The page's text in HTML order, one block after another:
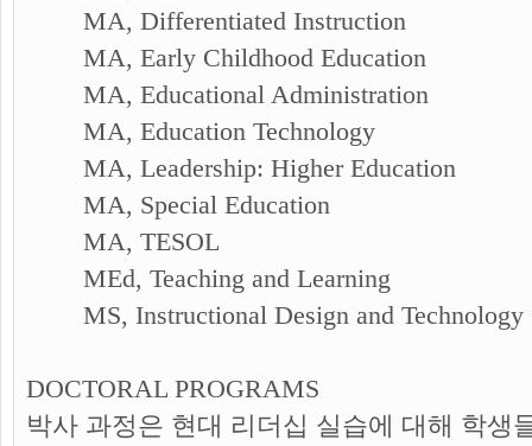
MA, Differentiated Instruction
MA, Early Childhood Education
MA, Educational Administration
MA, Education Technology
MA, Leadership: Higher Education
MA, Special Education
MA, TESOL
MEd, Teaching and Learning
MS, Instructional Design and Technology
DOCTORAL PROGRAMS
박사 과정은 현대 리더십 실습에 대해 학생